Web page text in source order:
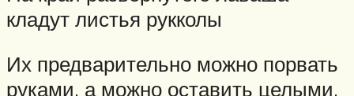
кладут листья рукколы
Их предварительно можно порвать
руками, а можно оставить целыми.